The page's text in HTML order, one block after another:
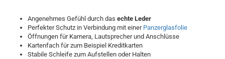
Angenehmes Gefühl durch das echte Leder
Perfekter Schutz in Verbindung mit einer Panzerglasfolie
Öffnungen für Kamera, Lautsprecher und Anschlüsse
Kartenfach für zum Beispiel Kreditkarten
Stabile Schleife zum Aufstellen oder Halten